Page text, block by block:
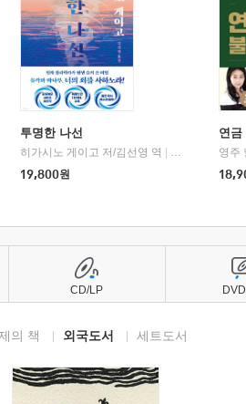
투명한 나선
히가시노 게이고 저/김선영 역
북다
19,800원
연금
영주
의 책 외국도서 세트도서
CD/LP